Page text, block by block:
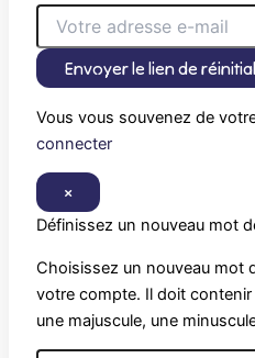
Envoyer le lien de
Vous vous souvenez de
connecter
×
Définissez un nouveau mot
Choisissez un nouveau mot
votre compte. Il doit
une majuscule, une